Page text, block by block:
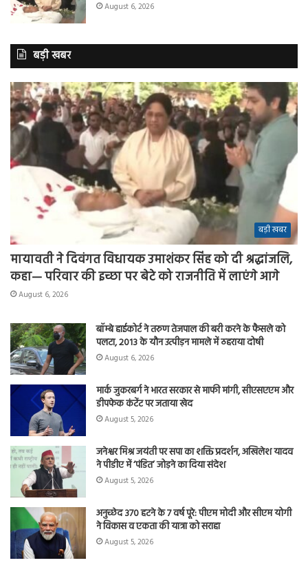
August 6, 2026
बड़ी खबर
बड़ी खबर
मायावती ने दिवंगत विधायक उमाशंकर सिंह को दी श्रद्धांजलि,
कहा— परिवार की इच्छा पर बेटे को राजनीति में लाएंगे आगे
August 6, 2026
बॉम्बे हाईकोर्ट ने तरुण तेजपाल की बरी करने के फैसले को
पलटा, 2013 के यौन उत्पीड़न मामले में ठहराया दोषी
August 6, 2026
मार्क जुकरबर्ग ने भारत सरकार से माफी मांगी, सीएसएएम और
डीपफेक कंटेंट पर जताया खेद
August 5, 2026
जनेश्वर मिश्र जयंती पर सपा का शक्ति प्रदर्शन, अखिलेश यादव
ने पीडीए में ‘पंडित’ जोड़ने का दिया संदेश
August 5, 2026
अनुच्छेद 370 हटने के 7 वर्ष पूरे: पीएम मोदी और सीएम योगी
ने विकास व एकता की यात्रा को सराहा
August 5, 2026